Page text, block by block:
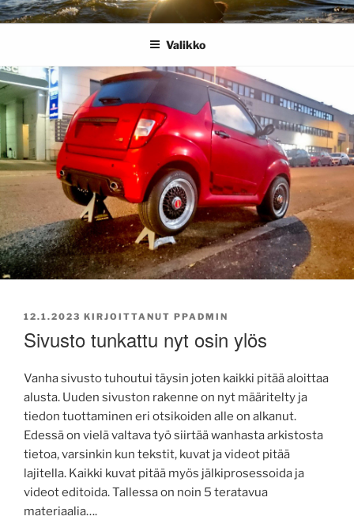
Siirry
sisältöönPASI POURI
Satunnaisen miehen asioita
Valikko
JULKAISTU
12.1.2023 KIRJOITTANUT PPADMIN
Sivusto tunkattu nyt osin ylös
Vanha sivusto tuhoutui täysin joten kaikki pitää aloittaa
alusta. Uuden sivuston rakenne on nyt määritelty ja
tiedon tuottaminen eri otsikoiden alle on alkanut.
Edessä on vielä valtava työ siirtää wanhasta arkistosta
tietoa, varsinkin kun tekstit, kuvat ja videot pitää
lajitella. Kaikki kuvat pitää myös jälkiprosessoida ja
videot editoida. Tallessa on noin 5 teratavua
materiaalia….